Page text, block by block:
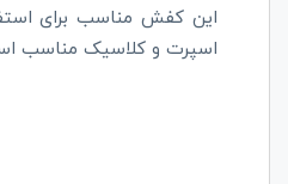
این کفش مناسب برای
اسپرت و کلاسیک مناسب